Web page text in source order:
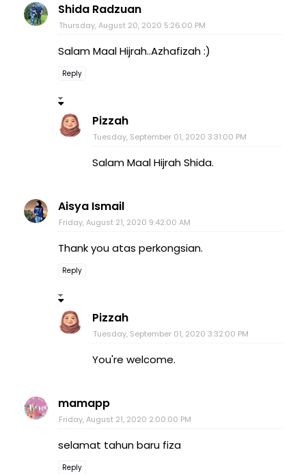
Shida Radzuan
Thursday, August 20, 2020 5:26:00 PM
Salam Maal Hijrah..Azhafizah :)
Reply
Pizzah
Tuesday, September 01, 2020 3:31:00 PM
Salam Maal Hijrah Shida.
Aisya Ismail
Friday, August 21, 2020 9:42:00 AM
Thank you atas perkongsian.
Reply
Pizzah
Tuesday, September 01, 2020 3:32:00 PM
You're welcome.
mamapp
Friday, August 21, 2020 2:00:00 PM
selamat tahun baru fiza
Reply